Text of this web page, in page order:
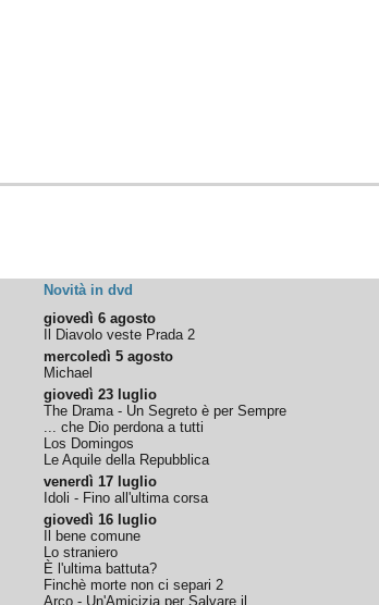
Novità in dvd
giovedì 6 agosto
Il Diavolo veste Prada 2
mercoledì 5 agosto
Michael
giovedì 23 luglio
The Drama - Un Segreto è per Sempre
... che Dio perdona a tutti
Los Domingos
Le Aquile della Repubblica
venerdì 17 luglio
Idoli - Fino all'ultima corsa
giovedì 16 luglio
Il bene comune
Lo straniero
È l'ultima battuta?
Finchè morte non ci separi 2
Arco - Un'Amicizia per Salvare il ...